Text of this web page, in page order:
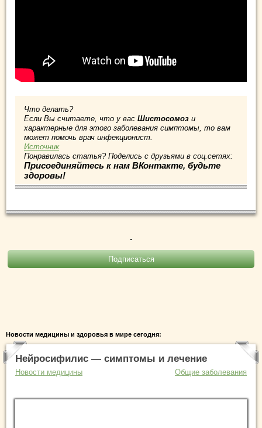
Что делать?
Если Вы считаете, что у вас Шистосомоз и
характерные для этого заболевания симптомы, то вам
может помочь врач инфекционист.
Источник
Понравилась статья? Поделись с друзьями в соц.сетях:
Присоединяйтесь к нам ВКонтакте, будьте
здоровы!
.
Новости медицины и здоровья в мире сегодня:
Нейросифилис — симптомы и лечение
Новости медицины Общие заболевания